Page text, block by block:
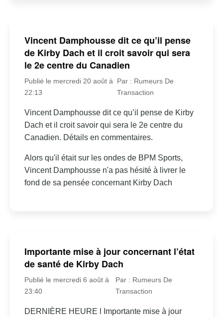
Vincent Damphousse dit ce qu’il pense
de Kirby Dach et il croit savoir qui sera
le 2e centre du Canadien
Publié le mercredi 20 août à
22:13
Par : Rumeurs De
Transaction
Vincent Damphousse dit ce qu’il pense de Kirby
Dach et il croit savoir qui sera le 2e centre du
Canadien. Détails en commentaires.
Alors qu'il était sur les ondes de BPM Sports,
Vincent Damphousse n'a pas hésité à livrer le
fond de sa pensée concernant Kirby Dach
Importante mise à jour concernant l’état
de santé de Kirby Dach
Publié le mercredi 6 août à
23:40
Par : Rumeurs De
Transaction
DERNIÈRE HEURE l Importante mise à jour